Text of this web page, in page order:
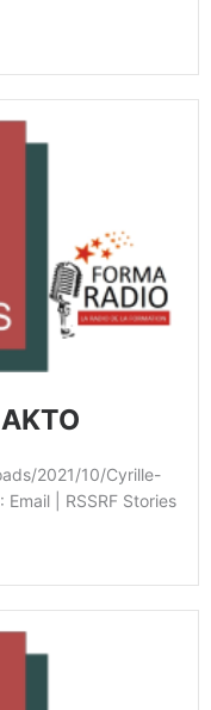
2021/10/Cyrille-
| RSSRF Stories